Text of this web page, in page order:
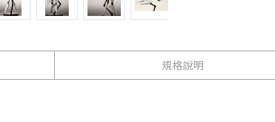
規格說明